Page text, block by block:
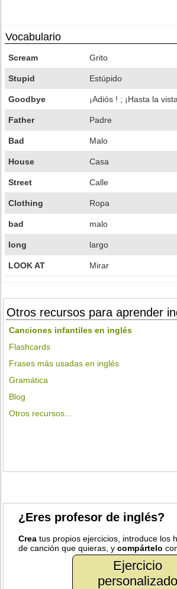
Vocabulario
Scream Grito
Stupid Estúpido
Goodbye ¡Adiós ! ; ¡Hasta la
Father Padre
Bad Malo
House Casa
Street Calle
Clothing Ropa
bad malo
long largo
LOOK AT Mirar
Otros recursos para aprender
Canciones infantiles en inglés
Flashcards
Frases más usadas en inglés
Gramática
Blog
Otros recursos...
¿Eres profesor de inglés?
Crea tus propios ejercicios, introduce los
de canción que quieras, ycompártelo
Ejercicio
personalizado